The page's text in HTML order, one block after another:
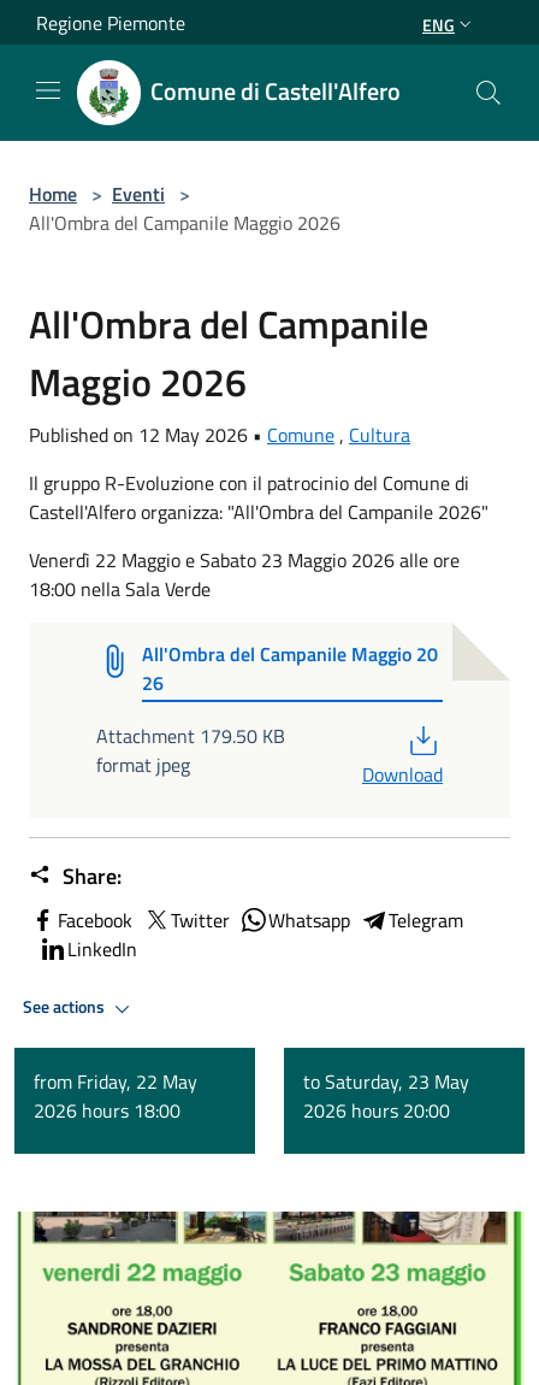
Salta al contenuto principale
Regione Piemonte ENG
Comune di Castell'Alfero
Home > Eventi >
All'Ombra del Campanile Maggio 2026
All'Ombra del Campanile
Maggio 2026
Published on 12 May 2026 • Comune, Cultura
Il gruppo R-Evoluzione con il patrocinio del Comune di
Castell'Alfero organizza: "All'Ombra del Campanile 2026"
Venerdì 22 Maggio e Sabato 23 Maggio 2026 alle ore
18:00 nella Sala Verde
All'Ombra del Campanile Maggio 20
26
Attachment 179.50 KB
format jpeg
Download
Share:
Facebook Twitter Whatsapp
Telegram
LinkedIn
See actions
from Friday, 22 May
2026 hours 18:00
to Saturday, 23 May
2026 hours 20:00